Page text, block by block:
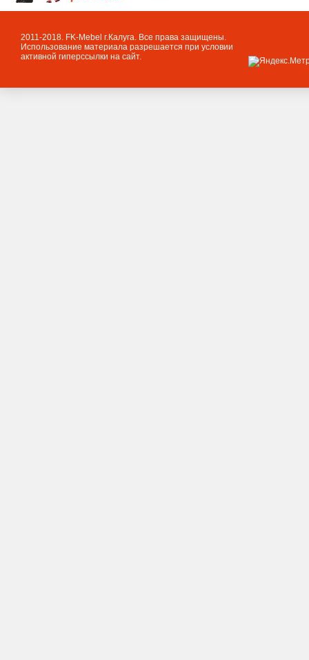
2011-2018. FK-Mebel г.Калуга. Все права защищены.
Использование материала разрешается при условии
активной гиперссылки на сайт.